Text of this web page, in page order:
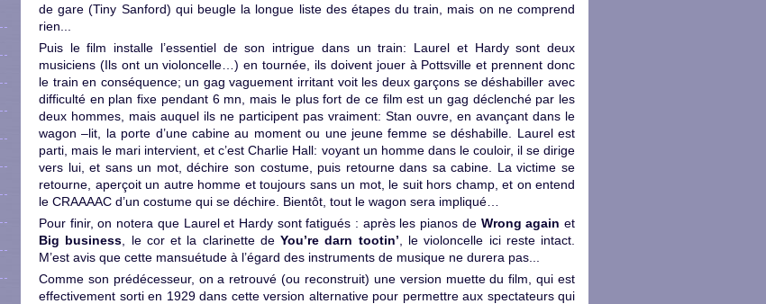
de gare (Tiny Sanford) qui beugle la longue liste des étapes du train, mais on ne comprend
rien...
Puis le film installe l’essentiel de son intrigue dans un train: Laurel et Hardy sont deux
musiciens (Ils ont un violoncelle…) en tournée, ils doivent jouer à Pottsville et prennent donc
le train en conséquence; un gag vaguement irritant voit les deux garçons se déshabiller avec
difficulté en plan fixe pendant 6 mn, mais le plus fort de ce film est un gag déclenché par les
deux hommes, mais auquel ils ne participent pas vraiment: Stan ouvre, en avançant dans le
wagon –lit, la porte d’une cabine au moment ou une jeune femme se déshabille. Laurel est
parti, mais le mari intervient, et c’est Charlie Hall: voyant un homme dans le couloir, il se dirige
vers lui, et sans un mot, déchire son costume, puis retourne dans sa cabine. La victime se
retourne, aperçoit un autre homme et toujours sans un mot, le suit hors champ, et on entend
le CRAAAAC d’un costume qui se déchire. Bientôt, tout le wagon sera impliqué…
Pour finir, on notera que Laurel et Hardy sont fatigués : après les pianos de Wrong again et
Big business , le cor et la clarinette deYou’re darn tootin’ , le violoncelle ici reste intact.
M’est avis que cette mansuétude à l’égard des instruments de musique ne durera pas...
Comme son prédécesseur, on a retrouvé (ou reconstruit) une version muette du film, qui est
effectivement sorti en 1929 dans cette version alternative pour permettre aux spectateurs qui